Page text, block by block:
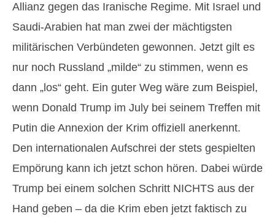
Allianz gegen das Iranische Regime. Mit Israel und
Saudi-Arabien hat man zwei der mächtigsten
militärischen Verbündeten gewonnen. Jetzt gilt es
nur noch Russland „milde“ zu stimmen, wenn es
dann „los“ geht. Ein guter Weg wäre zum Beispiel,
wenn Donald Trump im July bei seinem Treffen mit
Putin die Annexion der Krim offiziell anerkennt.
Den internationalen Aufschrei der stets gespielten
Empörung kann ich jetzt schon hören. Dabei würde
Trump bei einem solchen Schritt NICHTS aus der
Hand geben – da die Krim eben jetzt faktisch zu